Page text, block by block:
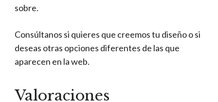
sobre.
Consúltanos si quieres que creemos tu diseño o si
deseas otras opciones diferentes de las que
aparecen en la web.
Valoraciones